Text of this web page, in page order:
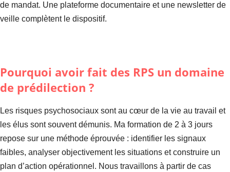
de mandat. Une plateforme documentaire et une newsletter de
veille complètent le dispositif.
Pourquoi avoir fait des RPS un domaine
de prédilection ?
Les risques psychosociaux sont au cœur de la vie au travail et
les élus sont souvent démunis. Ma formation de 2 à 3 jours
repose sur une méthode éprouvée : identifier les signaux
faibles, analyser objectivement les situations et construire un
plan d’action opérationnel. Nous travaillons à partir de cas